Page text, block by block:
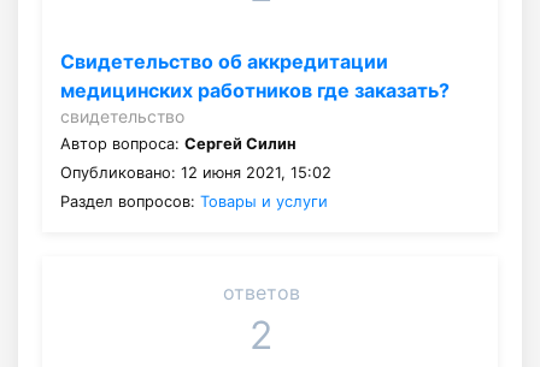
Свидетельство об аккредитации
медицинских работников где заказать?
свидетельство
Автор вопроса: Сергей Силин
Опубликовано: 12 июня 2021, 15:02
Раздел вопросов: Товары и услуги
ответов
2